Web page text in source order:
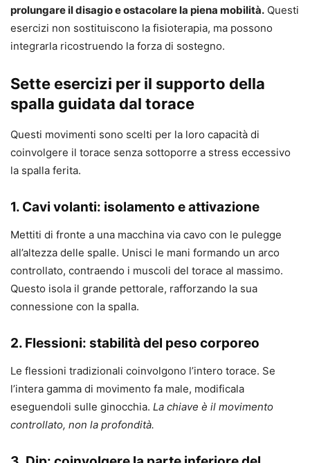
prolungare il disagio e ostacolare la piena mobilità. Questi
esercizi non sostituiscono la fisioterapia, ma possono
integrarla ricostruendo la forza di sostegno.
Sette esercizi per il supporto della
spalla guidata dal torace
Questi movimenti sono scelti per la loro capacità di
coinvolgere il torace senza sottoporre a stress eccessivo
la spalla ferita.
1. Cavi volanti: isolamento e attivazione
Mettiti di fronte a una macchina via cavo con le pulegge
all’altezza delle spalle. Unisci le mani formando un arco
controllato, contraendo i muscoli del torace al massimo.
Questo isola il grande pettorale, rafforzando la sua
connessione con la spalla.
2. Flessioni: stabilità del peso corporeo
Le flessioni tradizionali coinvolgono l’intero torace. Se
l’intera gamma di movimento fa male, modificala
eseguendoli sulle ginocchia. La chiave è il movimento
controllato, non la profondità.